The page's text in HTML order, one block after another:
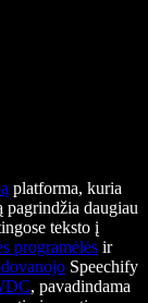
platforma, kuria
daugiau
teksto į
programėlės ir
Speechify
, pavadindama